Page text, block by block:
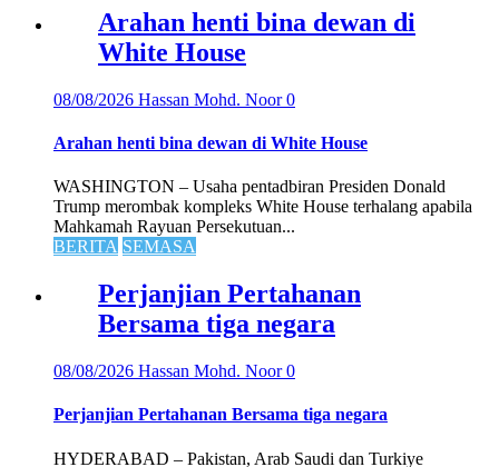
Arahan henti bina dewan di
White House
08/08/2026 Hassan Mohd. Noor0
Arahan henti bina dewan di White House
WASHINGTON – Usaha pentadbiran Presiden Donald
Trump merombak kompleks White House terhalang apabila
Mahkamah Rayuan Persekutuan...
BERITA SEMASA
Perjanjian Pertahanan
Bersama tiga negara
08/08/2026 Hassan Mohd. Noor0
Perjanjian Pertahanan Bersama tiga negara
HYDERABAD – Pakistan, Arab Saudi dan Turkiye